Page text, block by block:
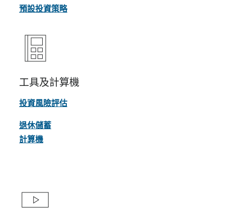
預設投資策略
工具及計算機
投資風險評估
退休儲蓄
計算機